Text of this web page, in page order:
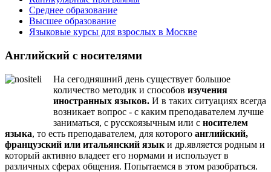
Среднее образование
Высшее образование
Языковые курсы для взрослых в Москве
Английский с носителями
На сегодняшний день существует большое
количество методик и способов изучения
иностранных языков. И в таких ситуациях всегда
возникает вопрос - с каким преподавателем лучше
заниматься, с русскоязычным или с носителем
языка, то есть преподавателем, для которого английский,
французский или итальянский язык и др.является родным и
который активно владеет его нормами и использует в
различных сферах общения. Попытаемся в этом разобраться.